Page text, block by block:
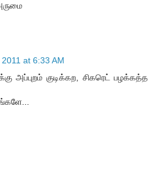
at 6:33 AM
அப்புறம் குடிக்கற, சிகரெட் பழக்கத்த